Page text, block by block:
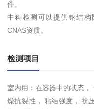
件。
中科检测可以提供钢结构
CNAS资质。
检测项目
室内用：在容器中的状态
燥抗裂性， 粘结强度， 抗